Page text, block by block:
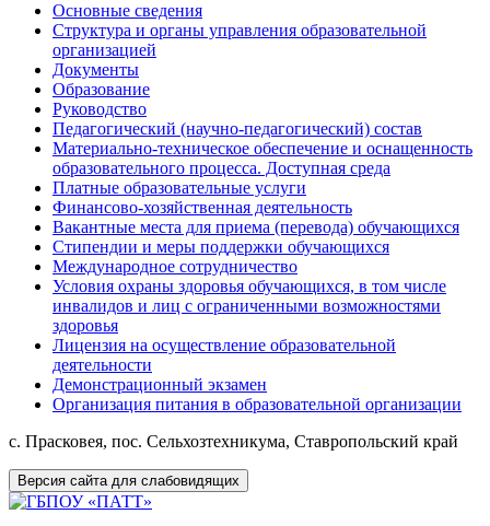
Основные сведения
Структура и органы управления образовательной
организацией
Документы
Образование
Руководство
Педагогический (научно-педагогический) состав
Материально-техническое обеспечение и оснащенность
образовательного процесса. Доступная среда
Платные образовательные услуги
Финансово-хозяйственная деятельность
Вакантные места для приема (перевода) обучающихся
Стипендии и меры поддержки обучающихся
Международное сотрудничество
Условия охраны здоровья обучающихся, в том числе
инвалидов и лиц с ограниченными возможностями
здоровья
Лицензия на осуществление образовательной
деятельности
Демонстрационный экзамен
Организация питания в образовательной организации
с. Прасковея, пос. Сельхозтехникума, Ставропольский край
Версия сайта для слабовидящих